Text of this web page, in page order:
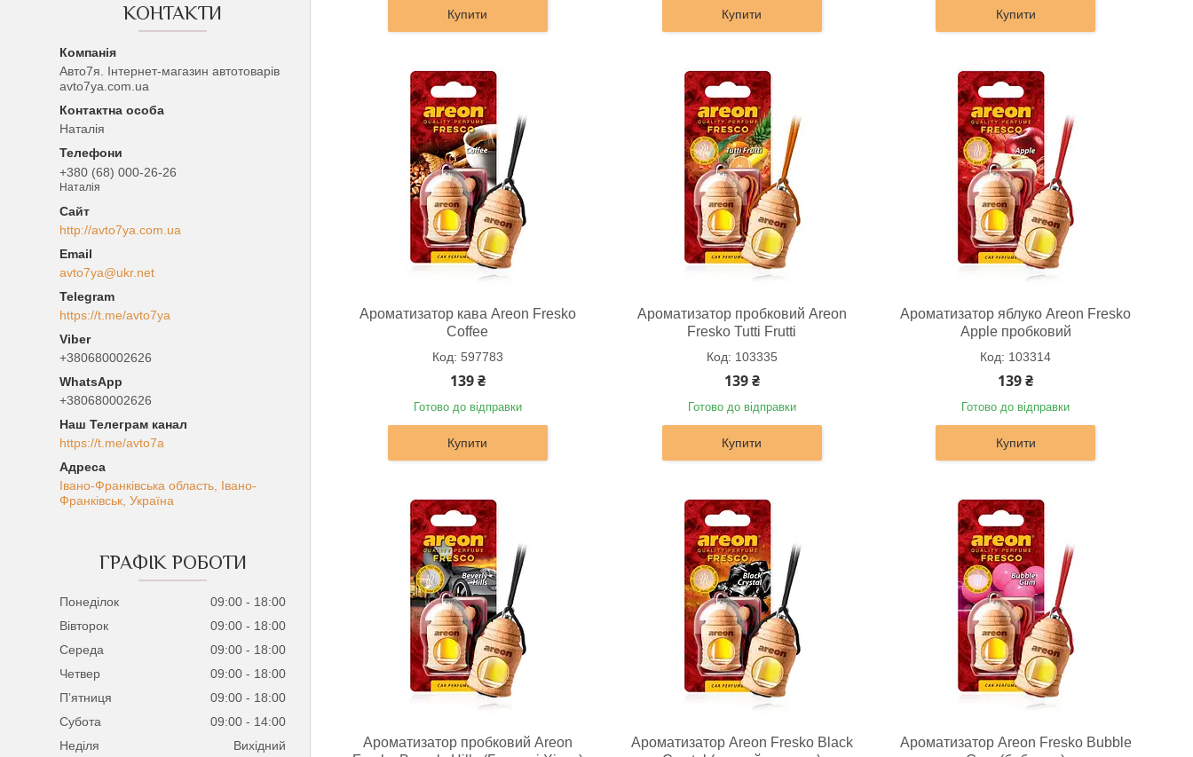
КОНТАКТИ
Авто7я. Інтернет-магазин автотоварів
avto7ya.com.ua
Наталія
+380 (68) 000-26-26
Наталія
http://avto7ya.com.ua
avto7ya@ukr.net
https://t.me/avto7ya
+380680002626
+380680002626
Наш Телеграм канал
https://t.me/avto7a
Івано-Франківська область, Івано-
Франківськ, Україна
ГРАФІК РОБОТИ
Понеділок 09:00
18:00
Вівторок
09:00
18:00
Середа
09:00
18:00
Четвер
09:00
18:00
Пʼятниця
09:00
18:00
Субота
09:00
14:00
Неділя
Вихідний
Купити Купити Купити
Ароматизатор кава Areon Fresko
Coffee
597783
139 ₴
Готово до відправки
Купити
Ароматизатор пробковий Areon
Fresko Tutti Frutti
103335
139 ₴
Готово до відправки
Купити
Ароматизатор яблуко Areon Fresko
Apple пробковий
103314
139 ₴
Готово до відправки
Купити
Ароматизатор пробковий Areon
Ароматизатор Areon Fresko Black
Ароматизатор Areon Fresko Bubble